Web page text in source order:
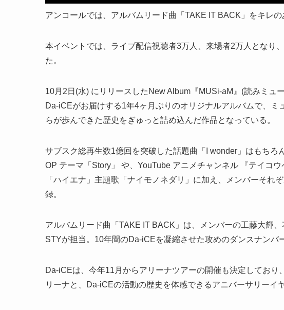
アンコールでは、アルバムリード曲「TAKE IT BACK」をキレ
本イベントでは、ライブ配信視聴者3万人、来場者2万人となり
た。
10月2日(水) にリリースしたNew Album『MUSi-aM』(読みミュ
Da-iCEがお届けする1年4ヶ月ぶりのオリジナルアルバムで、
らが歩んできた歴史をぎゅっと詰め込んだ作品となっている。
サブスク総再生数1億回を突破した話題曲「I wonder」はもちろ
OP テーマ「Story」 や、YouTube アニメチャンネル 『テイコ
「ハイエナ」主題歌「ナイモノネダリ」に加え、メンバーそれ
録。
アルバムリード曲「TAKE IT BACK」は、メンバーの工藤大輝
STYが担当。10年間のDa-iCEを凝縮させた攻めのダンスナンバ
Da-iCEは、今年11月からアリーナツアーの開催も決定してお
リーナと、Da-iCEの活動の歴史を体感できるアニバーサリーイ